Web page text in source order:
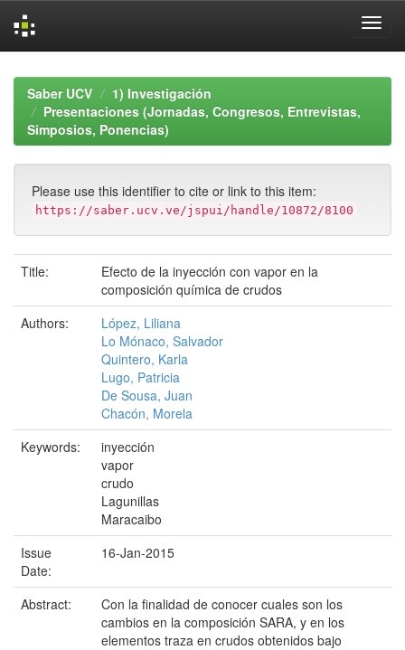
navigationSaber UCV
1) Investigación
Presentaciones (Jornadas, Congresos, Entrevistas,
Simposios, Ponencias)
Please use this identifier to cite or link to this item:
https://saber.ucv.ve/jspui/handle/10872/8100
Title:
Efecto de la inyección con vapor en la
composición química de crudos
Authors:
López, Liliana
Lo Mónaco, Salvador
Quintero, Karla
Lugo, Patricia
De Sousa, Juan
Chacón, Morela
Keywords:
inyección
vapor
crudo
Lagunillas
Maracaibo
Issue
Date:
16-Jan-2015
Abstract:
Con la finalidad de conocer cuales son los
cambios en la composición SARA, y en los
elementos traza en crudos obtenidos bajo